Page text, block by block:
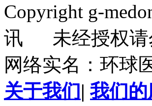
Copyright g-
讯 未经授权请
网络实名：环球
关于我们 | 我们